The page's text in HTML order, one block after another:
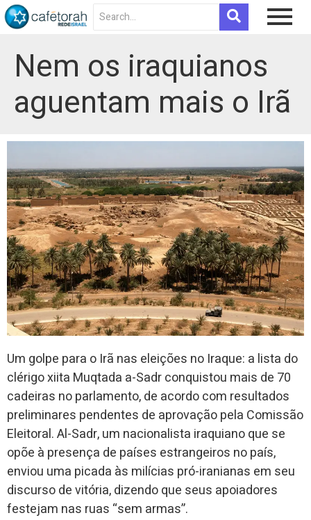
Nem os iraquianos
aguentam mais o Irã
Um golpe para o Irã nas eleições no Iraque: a lista do
clérigo xiita Muqtada a-Sadr conquistou mais de 70
cadeiras no parlamento, de acordo com resultados
preliminares pendentes de aprovação pela Comissão
Eleitoral. Al-Sadr, um nacionalista iraquiano que se
opõe à presença de países estrangeiros no país,
enviou uma picada às milícias pró-iranianas em seu
discurso de vitória, dizendo que seus apoiadores
festejam nas ruas “sem armas”.